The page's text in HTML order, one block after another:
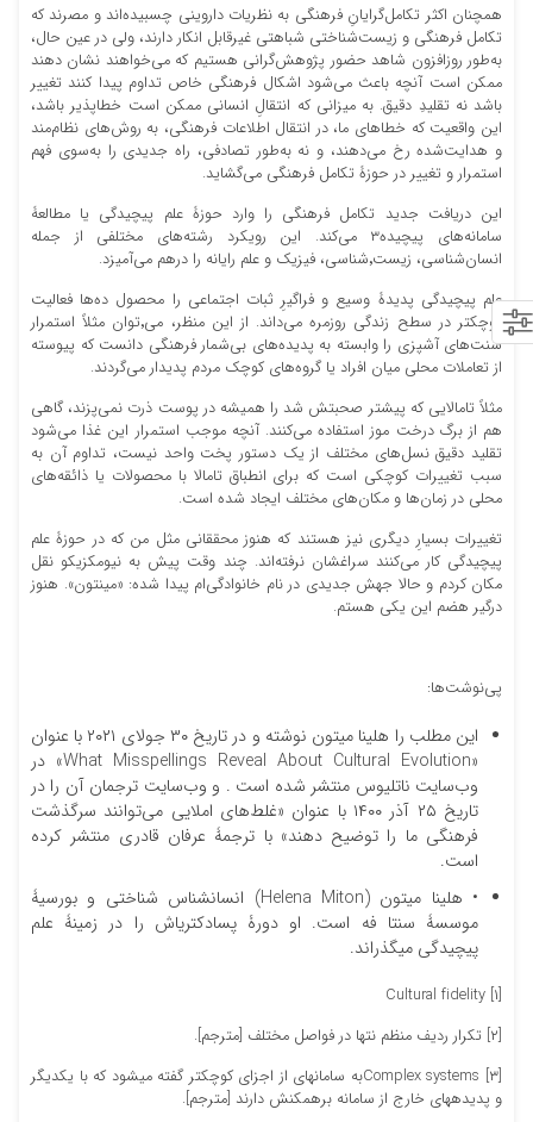
همچنان اکثر تکامل‏‌گرایانِ فرهنگی به نظریات داروینی چسبیده‏‌اند و مصرند که
تکامل فرهنگی و زیست‏‌شناختی شباهتی غیرقابل انکار دارند، ولی در عین حال،
به‌طور روزافزون شاهد حضور پژوهش‌گرانی هستیم که می‏‌خواهند نشان دهند
ممکن است آنچه باعث می‌شود اشکال فرهنگی خاص تداوم پیدا کنند تغییر
باشد نه تقلیدِ دقیق. به میزانی که انتقالِ انسانی ممکن است خطاپذیر باشد،
این واقعیت که خطاهای ما، در انتقال اطلاعات فرهنگی، به روش‌های نظام‌مند
و هدایت‌شده رخ می‌دهند، و نه به‌طور تصادفی، راه جدیدی را به‏‌سوی فهم
استمرار و تغییر در حوزۀ تکامل فرهنگی می‌‏گشاید.
این دریافت جدید تکامل فرهنگی را وارد حوزۀ علم پیچیدگی یا مطالعۀ
سامانه‌های پیچیده۳ می‌‏کند. این رویکرد رشته‌های مختلفی از جمله
انسان‏‌شناسی، زیست‏٬شناسی، فیزیک و علم رایانه را درهم می‌‏آمیزد.
علم پیچیدگی پدیدۀ وسیع و فراگیرِ ثبات اجتماعی را محصول ده‏‌ها فعالیت‏
کوچک‏تر در سطح زندگی روزمره می‏‌داند. از این منظر، می‏٬توان مثلاً استمرار
سنت‏‌های آشپزی را وابسته به پدیده‌‏های بی‏‌شمار فرهنگی دانست که پیوسته
از تعاملات محلی میان افراد یا گروه‏‌های کوچک مردم پدیدار می‏‌گردند.
مثلاً تامالایی که پیش‏تر صحبتش شد را همیشه در پوست ذرت نمی‏‌پزند، گاهی
هم از برگ درخت موز استفاده می‏‌کنند. آنچه موجب استمرار این غذا می‌‏شود
تقلید دقیق نسل‏‌های مختلف از یک دستور پخت واحد نیست، تداوم آن به
سبب تغییرات کوچکی است که برای انطباق تامالا با محصولات یا ذائقه‏‌های
محلی در زمان‏‌ها و مکان‏‌های مختلف ایجاد شده است.
تغییرات بسیارِ دیگری نیز هستند که هنوز محققانی مثل من که در حوزۀ علم
پیچیدگی کار می‌‏کنند سراغشان نرفته‌‏اند. چند وقت پیش به نیو‏مکزیکو نقل
مکان کردم و حالا جهش جدیدی در نام خانوادگی‏‌ام پیدا شده: «مینتون». هنوز
درگیر هضم این یکی هستم.
پی‌نوشت‌ها:
این مطلب را هلینا میتون نوشته و در تاریخ ۳۰ جولای ۲۰۲۱ با عنوان
«What Misspellings Reveal About Cultural Evolution» در
وب‌سایت ناتلیوس منتشر شده است . و وب‌سایت ترجمان آن را در
تاریخ ۲۵ آذر ۱۴۰۰ با عنوان «غلط‌های املایی می‌توانند سرگذشت
فرهنگی ما را توضیح دهند» با ترجمۀ عرفان قادری منتشر کرده
است.
• هلینا میتون (Helena Miton) انسان‏شناس شناختی و بورسیۀ
موسسۀ سنتا فه است. او دورۀ پسادکتری‏اش را در زمینۀ علم
پیچیدگی می‏گذراند.
[۱] Cultural fidelity
[۲] تکرار ردیف منظم نت‏ها در فواصل مختلف [مترجم].
[۳] Complex systemsبه سامانه‏ای از اجزای کوچک‏تر گفته می‏شود که با یکدیگر
و پدیده‏های خارج از سامانه برهم‏کنش دارند [مترجم].